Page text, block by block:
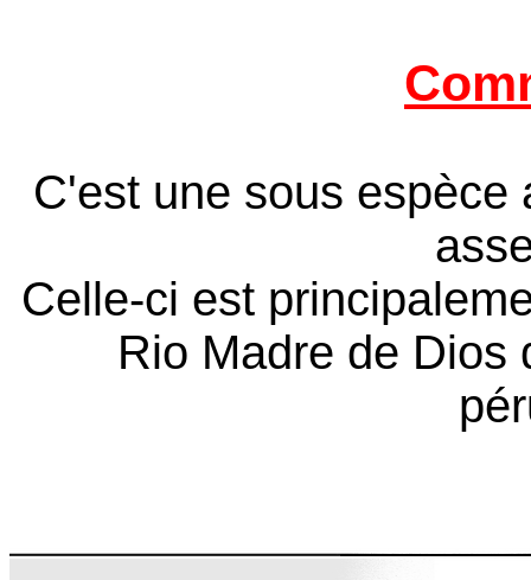
C'est une sous espèce
Celle-ci est
Rio Madre de Dios